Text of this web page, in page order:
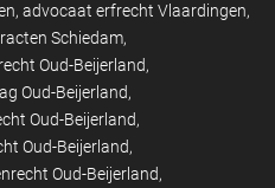
advocaat erfrecht Vlaardingen
Schiedam
Oud-Beijerland
Oud-Beijerland
Oud-Beijerland
Oud-Beijerland
Oud-Beijerland